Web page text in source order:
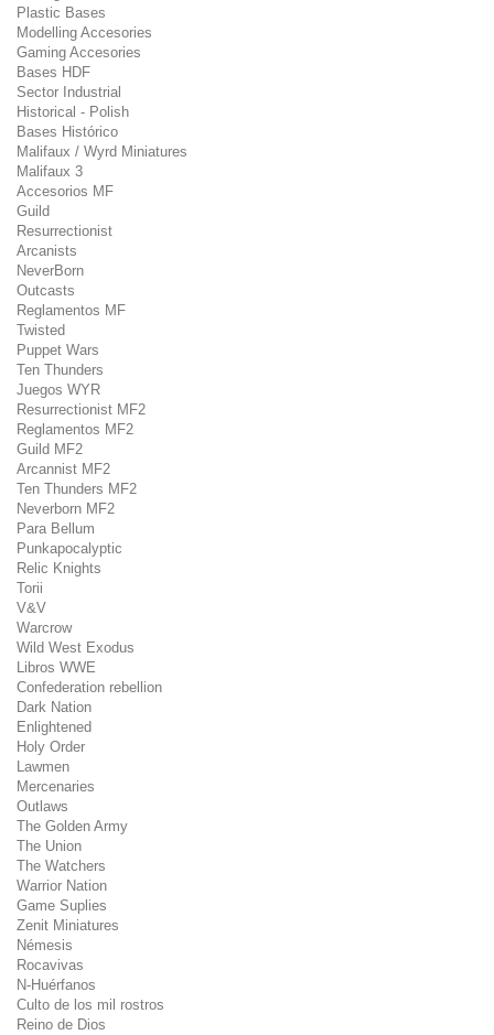
Plastic Bases
Modelling Accesories
Gaming Accesories
Bases HDF
Sector Industrial
Historical - Polish
Bases Histórico
Malifaux / Wyrd Miniatures
Malifaux 3
Accesorios MF
Guild
Resurrectionist
Arcanists
NeverBorn
Outcasts
Reglamentos MF
Twisted
Puppet Wars
Ten Thunders
Juegos WYR
Resurrectionist MF2
Reglamentos MF2
Guild MF2
Arcannist MF2
Ten Thunders MF2
Neverborn MF2
Para Bellum
Punkapocalyptic
Relic Knights
Torii
V&V
Warcrow
Wild West Exodus
Libros WWE
Confederation rebellion
Dark Nation
Enlightened
Holy Order
Lawmen
Mercenaries
Outlaws
The Golden Army
The Union
The Watchers
Warrior Nation
Game Suplies
Zenit Miniatures
Némesis
Rocavivas
N-Huérfanos
Culto de los mil rostros
Reino de Dios